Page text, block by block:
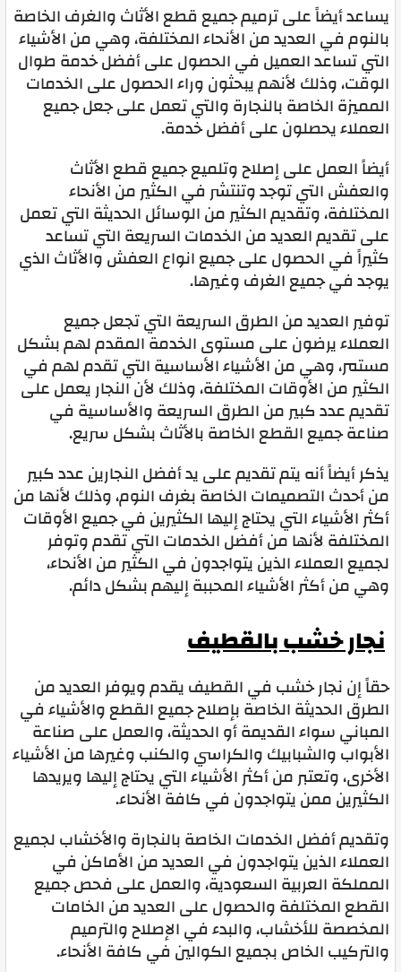
يساعد أيضاً على ترميم جميع قطع الأثاث والغرف الخاصة
بالنوم في العديد من الأنحاء المختلفة، وهي من الأشياء
التي تساعد العميل في الحصول على أفضل خدمة طوال
الوقت، وذلك لأنهم يبحثون وراء الحصول على الخدمات
المميزة الخاصة بالنجارة والتي تعمل على جعل جميع
العملاء يحصلون على أفضل خدمة.
أيضاً العمل على إصلاح وتلميع جميع قطع الأثاث
والعفش التي توجد وتنتشر في الكثير من الأنحاء
المختلفة، وتقديم الكثير من الوسائل الحديثة التي تعمل
على تقديم العديد من الخدمات السريعة التي تساعد
كثيراً في الحصول على جميع انواع العفش والأثاث الذي
يوجد في جميع الغرف وغيرها.
توفير العديد من الطرق السريعة التي تجعل جميع
العملاء يرضون على مستوى الخدمة المقدم لهم بشكل
مستمر، وهي من الأشياء الأساسية التي تقدم لهم في
الكثير من الأوقات المختلفة، وذلك لأن النجار يعمل على
تقديم عدد كبير من الطرق السريعة والأساسية في
صناعة جميع القطع الخاصة بالأثاث بشكل سريع.
يذكر أيضاً أنه يتم تقديم على يد أفضل النجارين عدد كبير
من أحدث التصميمات الخاصة بغرف النوم، وذلك لأنها من
أكثر الأشياء التي يحتاج إليها الكثيرين في جميع الأوقات
المختلفة لأنها من أفضل الخدمات التي تقدم وتوفر
لجميع العملاء الذين يتواجدون في الكثير من الأنحاء،
وهي من أكثر الأشياء المحببة إليهم بشكل دائم.
نجار خشب بالقطيف
حقاً إن نجار خشب في القطيف يقدم ويوفر العديد من
الطرق الحديثة الخاصة بإصلاح جميع القطع والأشياء في
المباني سواء القديمة أو الحديثة، والعمل على صناعة
الأبواب والشبابيك والكراسي والكنب وغيرها من الأشياء
الأخرى، وتعتبر من أكثر الأشياء التي يحتاج إليها ويريدها
الكثيرين ممن يتواجدون في كافة الأنحاء.
وتقديم أفضل الخدمات الخاصة بالنجارة والأخشاب لجميع
العملاء الذين يتواجدون في العديد من الأماكن في
المملكة العربية السعودية، والعمل على فحص جميع
القطع المختلفة والحصول على العديد من الخامات
المخصصة للأخشاب، والبدء في الإصلاح والترميم
والتركيب الخاص بجميع الكوالين في كافة الأنحاء.